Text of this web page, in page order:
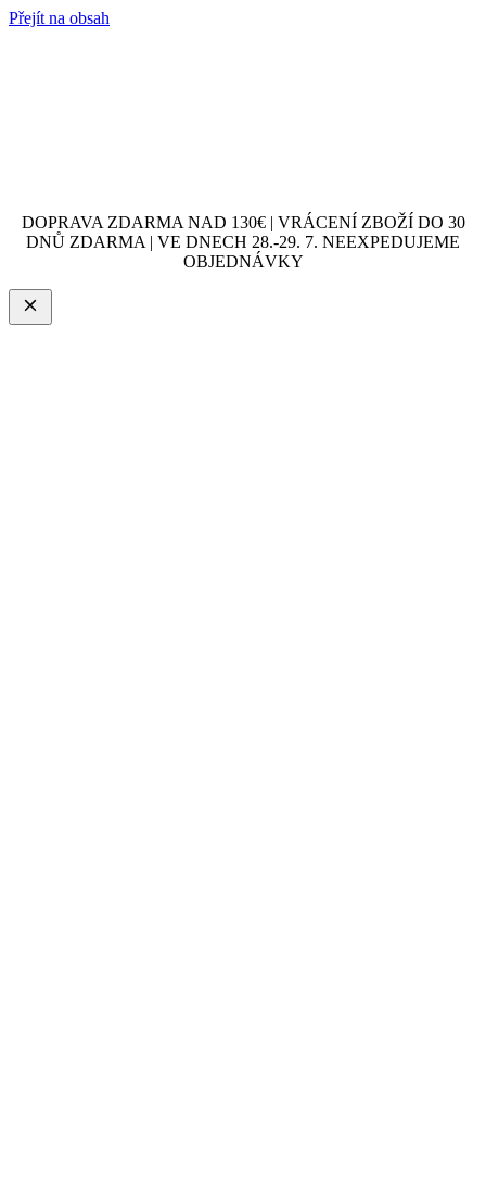
Přejít na obsah
DOPRAVA ZDARMA NAD 130€ | VRÁCENÍ ZBOŽÍ DO 30
DNŮ ZDARMA | VE DNECH 28.-29. 7. NEEXPEDUJEME
OBJEDNÁVKY